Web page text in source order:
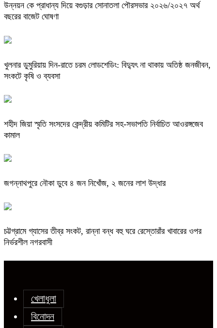
উন্নয়ন কে প্রাধান্য দিয়ে বগুড়ার সোনাতলা পৌরসভার ২০২৬/২০২৭ অর্থ
বছরের বাজেট ঘোষণা
খুলনার ডুমুরিয়ায় দিন-রাতে চরম লোডশেডিং: বিদ্যুৎ না থাকায় অতিষ্ঠ জনজীবন,
সংকটে কৃষি ও ব্যবসা
শহীদ জিয়া স্মৃতি সংসদের কেন্দ্রীয় কমিটির সহ-সভাপতি নির্বাচিত আওরঙ্গজেব
কামাল
জগন্নাথপুরে নৌকা ডুবে ৪ জন নিখোঁজ, ২ জনের লাশ উদ্ধার
চট্টগ্রামে গ্যাসের তীব্র সংকট, রান্না বন্ধ বহু ঘরে রেস্তোরাঁর খাবারের ওপর
নির্ভরশীল নগরবাসী
খেলাধুলা
বিনোদন